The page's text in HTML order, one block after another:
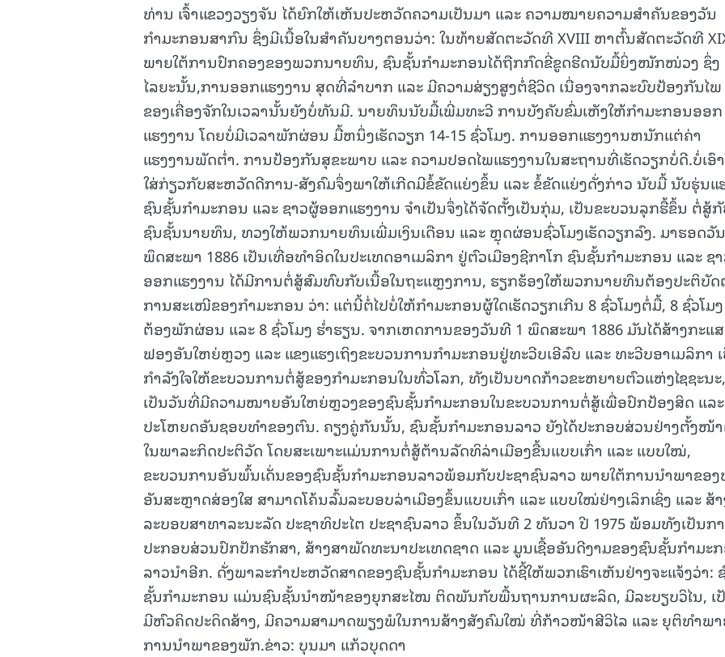
ທ່ານ ເຈົ້າແຂວງວຽງຈັນ ໄດ້ຍົກໃຫ້ເຫັນປະຫວັດຄວາມເປັນມາ ແລະ ຄວາມໝາຍຄວາມສໍາຄັນຂອງວັນ
ກໍາມະກອນສາກົນ ຊຶ່ງມີເນື້ອໃນສໍາຄັນບາງຕອນວ່າ: ໃນທ້າຍສັດຕະວັດທີ XVIII ຫາຕົ້ນສັດຕະວັດທີ
ພາຍໃຕ້ການປົກຄອງຂອງພວກນາຍທຶນ, ຊົນຊັ້ນກໍາມະກອນໄດ້ຖືກກົດຂີ່ຂູດຮີດນັບມື້ຍິ່ງໜັກໜ່ວງ ຊຶ່ງ
ໄລຍະນັ້ນ,ການອອກແຮງງານ ສຸດທີ່ລໍາບາກ ແລະ ມີຄວາມສ່ຽງສູງຕໍ່ຊີວິດ ເນື່ອງຈາກລະບົບປ້ອງກັນໄພ
ຂອງເຄື່ອງຈັກໃນເວລານັ້ນຍັງບໍ່ທັນມີ. ນາຍທຶນນັບມື້ເພີ່ມທະວີ ການບັງຄັບຂົ່ມເຫັງໃຫ້ກໍາມະກອນອອກ
ແຮງງານ ໂດຍບໍ່ມີເວລາພັກຜ່ອນ ມື້ຫນຶ່ງເຮັດວຽກ 14-15 ຊົ່ວໂມງ. ການອອກແຮງງານຫນັກແຕ່ຄ່າ
ແຮງງານພັດຕໍ່າ. ການປ້ອງກັນສຸຂະພາບ ແລະ ຄວາມປອດໄພແຮງງານໃນສະຖານທີ່ເຮັດວຽກບໍ່ດີ.ບໍ່ເອົາ
ໃສ່ກ່ຽວກັບສະຫວັດດີການ-ສັງຄົມຈຶ່ງພາໃຫ້ເກີດມີຂໍ້ຂັດແຍ່ງຂຶ້ນ ແລະ ຂໍ້ຂັດແຍ່ງດັ່ງກ່າວ ນັບມື້ ນັບຮຸ່ນແ
ຊົນຊັ້ນກໍາມະກອນ ແລະ ຊາວຜູ້ອອກແຮງງານ ຈໍາເປັນຈຶ່ງໄດ້ຈັດຕັ້ງເປັນກຸ່ມ, ເປັນຂະບວນລຸກຮື້ຂຶ້ນ ຕໍ່ສູ້
ຊົນຊັ້ນນາຍທຶນ, ທວງໃຫ້ພວກນາຍທຶນເພີ່ມເງິນເດືອນ ແລະ ຫຼຸດຜ່ອນຊົ່ວໂມງເຮັດວຽກລົງ. ມາຮອດວັ
ພຶດສະພາ 1886 ເປັນເທື່ອທໍາອິດໃນປະເທດອາເມລິກາ ຢູ່ຕົວເມືອງຊີກາໂກ ຊົນຊັ້ນກໍາມະກອນ ແລະ ຊ
ອອກແຮງງານ ໄດ້ມີການຕໍ່ສູ້ສົມທົບກັບເນື້ອໃນຖະແຫຼງການ, ຮຽກຮ້ອງໃຫ້ພວກນາຍທຶນຕ້ອງປະຕິບັດ
ການສະເໜີຂອງກໍາມະກອນ ວ່າ: ແຕ່ນີ້ຕໍ່ໄປບໍ່ໃຫ້ກໍາມະກອນຜູ້ໃດເຮັດວຽກເກີນ 8 ຊົ່ວໂມງຕໍ່ມື້, 8 ຊົ່ວໂມງ
ຕ້ອງພັກຜ່ອນ ແລະ 8 ຊົ່ວໂມງ ຮໍ່າຮຽນ. ຈາກເຫດການຂອງວັນທີ 1 ພຶດສະພາ 1886 ມັນໄດ້ສ້າງກະແສ
ຟອງອັນໃຫຍ່ຫຼວງ ແລະ ແຂງແຮງເຖິງຂະບວນການກໍາມະກອນຢູ່ທະວີບເອີລົບ ແລະ ທະວີບອາເມລິກາ
ກໍາລັງໃຈໃຫ້ຂະບວນການຕໍ່ສູ້ຂອງກໍາມະກອນໃນທົ່ວໂລກ, ທັງເປັນບາດກ້າວຂະຫຍາຍຕົວແຫ່ງໄຊຊະນະ,
ເປັນວັນທີ່ມີຄວາມໝາຍອັນໃຫຍ່ຫຼວງຂອງຊົນຊັ້ນກໍາມະກອນໃນຂະບວນການຕໍ່ສູ້ເພື່ອປົກປ້ອງສິດ ແລ
ປະໂຫຍດອັນຊອບທໍາຂອງຕົນ. ຄຽງຄູ່ກັນນັ້ນ, ຊົນຊັ້ນກໍາມະກອນລາວ ຍັງໄດ້ປະກອບສ່ວນຢ່າງຕັ້ງໜ້າ
ໃນພາລະກິດປະຕິວັດ ໂດຍສະເພາະແມ່ນການຕໍ່ສູ້ຕ້ານລັດທິລ່າເມືອງຂື້ນແບບເກົ່າ ແລະ ແບບໃໝ່,
ຂະບວນການອັນພົ້ນເດັ່ນຂອງຊົນຊັ້ນກໍາມະກອນລາວພ້ອມກັບປະຊາຊົນລາວ ພາຍໃຕ້ການນໍາພາຂອ
ອັນສະຫຼາດສ່ອງໃສ ສາມາດໂຄ້ນລົ້ມລະບອບລ່າເມືອງຂຶ້ນແບບເກົ່າ ແລະ ແບບໃໝ່ຢ່າງເລິກເຊິ່ງ ແລະ ສ້
ລະບອບສາທາລະນະລັດ ປະຊາທິປະໄຕ ປະຊາຊົນລາວ ຂຶ້ນໃນວັນທີ 2 ທັນວາ ປີ 1975 ພ້ອມທັງເປັນກ
ປະກອບສ່ວນປົກປັກຮັກສາ, ສ້າງສາພັດທະນາປະເທດຊາດ ແລະ ມູນເຊື້ອອັນດີງາມຂອງຊົນຊັ້ນກໍາມະ
ລາວນໍາອີກ. ດັ່ງພາລະກໍາປະຫວັດສາດຂອງຊົນຊັ້ນກໍາມະກອນ ໄດ້ຊີ້ໃຫ້ພວກເຮົາເຫັນຢ່າງຈະແຈ້ງວ່າ:
ຊັ້ນກໍາມະກອນ ແມ່ນຊົນຊັ້ນນໍາໜ້າຂອງຍຸກສະໄໝ ຕິດພັນກັບພື້ນຖານການຜະລິດ, ມີລະບຽບວິໄນ, ເ
ມີຫົວຄິດປະດິດສ້າງ, ມີຄວາມສາມາດພຽງພໍໃນການສ້າງສັງຄົມໃໝ່ ທີ່ກ້າວໜ້າສີວິໄລ ແລະ ຍຸຕິທໍາພາ
ການນໍາພາຂອງພັກ.ຂ່າວ: ບຸນມາ ແກ້ວບຸດດາ
15.040(07-08-